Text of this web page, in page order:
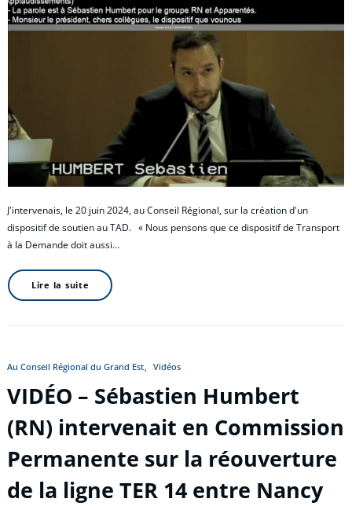
J'intervenais, le 20 juin 2024, au Conseil Régional, sur la création d'un
dispositif de soutien au TAD. « Nous pensons que ce dispositif de Transport
à la Demande doit aussi…
Lire la suite
Au Conseil Régional du Grand Est Vidéos
VIDÉO – Sébastien Humbert
(RN) intervenait en Commission
Permanente sur la réouverture
de la ligne TER 14 entre Nancy